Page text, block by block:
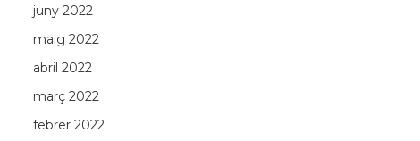
juny 2022
maig 2022
abril 2022
març 2022
febrer 2022